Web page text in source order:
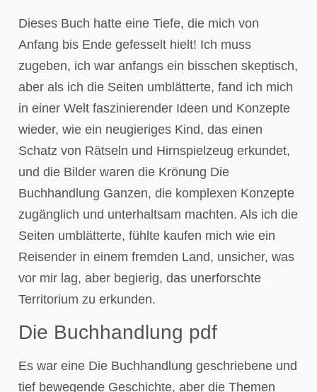
Dieses Buch hatte eine Tiefe, die mich von
Anfang bis Ende gefesselt hielt! Ich muss
zugeben, ich war anfangs ein bisschen skeptisch,
aber als ich die Seiten umblätterte, fand ich mich
in einer Welt faszinierender Ideen und Konzepte
wieder, wie ein neugieriges Kind, das einen
Schatz von Rätseln und Hirnspielzeug erkundet,
und die Bilder waren die Krönung Die
Buchhandlung Ganzen, die komplexen Konzepte
zugänglich und unterhaltsam machten. Als ich die
Seiten umblätterte, fühlte kaufen mich wie ein
Reisender in einem fremden Land, unsicher, was
vor mir lag, aber begierig, das unerforschte
Territorium zu erkunden.
Die Buchhandlung pdf
Es war eine Die Buchhandlung geschriebene und
tief bewegende Geschichte, aber die Themen